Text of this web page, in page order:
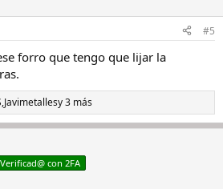
#5
forro que tengo que lijar la
,Javimetallesy 3 más
Verificad@ con 2FA